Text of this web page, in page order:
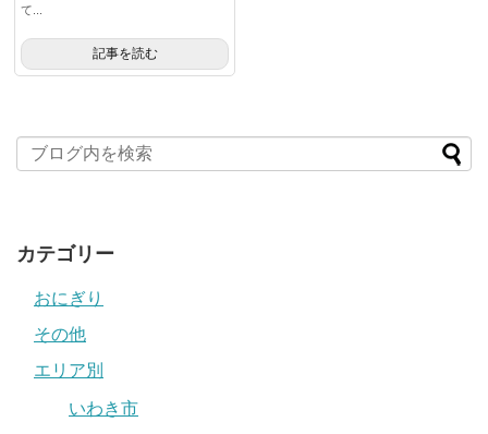
て...
記事を読む
カテゴリー
おにぎり
その他
エリア別
いわき市